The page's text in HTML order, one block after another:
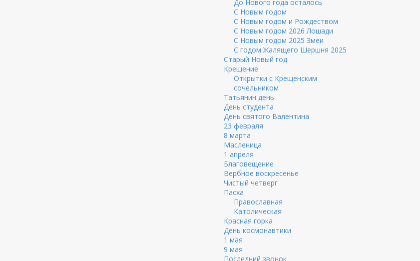
До Нового года осталось
С Новым годом
С Новым годом и Рождеством
С Новым годом 2026 Лошади
С Новым годом 2025 Змеи
С годом Жалящего Шершня 2025
Старый Новый год
Крещение
Открытки с Крещенским
сочельником
Татьянин день
День студента
День святого Валентина
23 февраля
8 марта
Масленица
1 апреля
Благовещение
Вербное воскресенье
Чистый четверг
Пасха
Православная
Католическая
Красная горка
День космонавтики
1 мая
9 мая
Последний звонок